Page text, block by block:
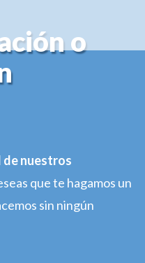
o
de nuestros
que te hagamos un
sin ningún